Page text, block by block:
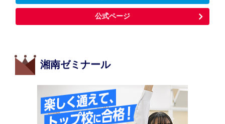
公式ページ
湘南ゼミナール